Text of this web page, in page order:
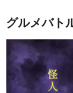
グルメバト